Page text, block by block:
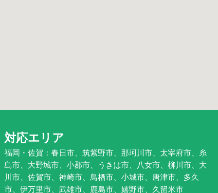
対応エリア
福岡・佐賀：春日市、筑紫野市、那珂川市、太宰府市、糸
島市、大野城市、小郡市、うきは市、八女市、柳川市、大
川市、佐賀市、神崎市、鳥栖市、小城市、唐津市、多久
市、伊万里市、武雄市、鹿島市、嬉野市、久留米市